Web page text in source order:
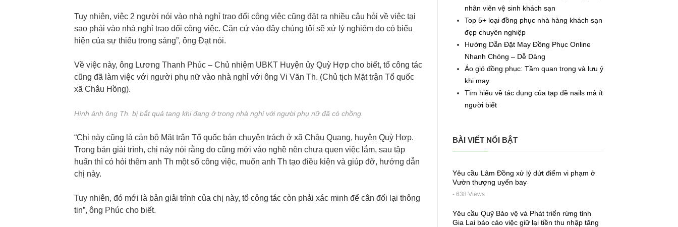
Tuy nhiên, việc 2 người nói vào nhà nghỉ trao đổi công việc cũng đặt ra nhiều câu hỏi về việc tại
sao phải vào nhà nghỉ trao đổi công việc. Căn cứ vào đây chúng tôi sẽ xử lý nghiêm do có biểu
hiện của sự thiếu trong sáng”, ông Đạt nói.
Về việc này, ông Lương Thanh Phúc – Chủ nhiệm UBKT Huyện ủy Quỳ Hợp cho biết, tổ công tác
cũng đã làm việc với người phụ nữ vào nhà nghỉ với ông Vi Văn Th. (Chủ tịch Mặt trận Tổ quốc
xã Châu Hồng).
Hình ảnh ông Th. bị bắt quả tang khi đang ở trong nhà nghỉ với người phụ nữ đã có chồng.
“Chị này cũng là cán bộ Mặt trận Tổ quốc bán chuyên trách ở xã Châu Quang, huyện Quỳ Hợp.
Trong bản giải trình, chị này nói rằng do cũng mới vào nghề nên chưa quen việc lắm, sau tập
huấn thì có hỏi thêm anh Th một số công việc, muốn anh Th tạo điều kiện và giúp đỡ, hướng dẫn
chị này.
Tuy nhiên, đó mới là bản giải trình của chị này, tổ công tác còn phải xác minh để cân đối lại thông
tin”, ông Phúc cho biết.
nhân viên vệ sinh khách sạn
Top 5+ loại đồng phục nhà hàng khách sạn
đẹp chuyên nghiệp
Hướng Dẫn Đặt May Đồng Phục Online
Nhanh Chóng – Dễ Dàng
Áo gió đồng phục: Tầm quan trọng và lưu ý
khi may
Tìm hiểu về tác dụng của tạp dề nails mà ít
người biết
BÀI VIẾT NỔI BẬT
Yêu cầu Lâm Đồng xử lý dứt điểm vi phạm ở
Vườn thượng uyển bay
- 638 Views
Yêu cầu Quỹ Bảo vệ và Phát triển rừng tỉnh
Gia Lai báo cáo việc giữ lại tiền thu nhập tăng